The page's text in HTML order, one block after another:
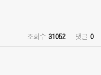
조회수 31052 댓글 0